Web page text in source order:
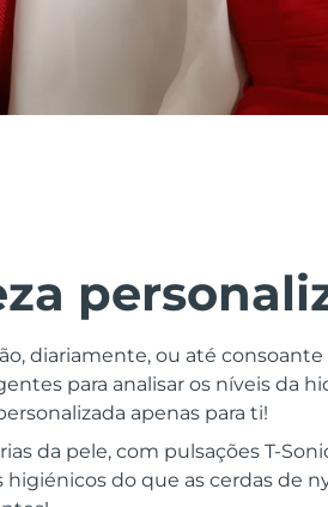
diariamente, ou até consoante
para analisar os níveis da
apenas para ti!
da pele, com pulsações T-
do que as cerdas de